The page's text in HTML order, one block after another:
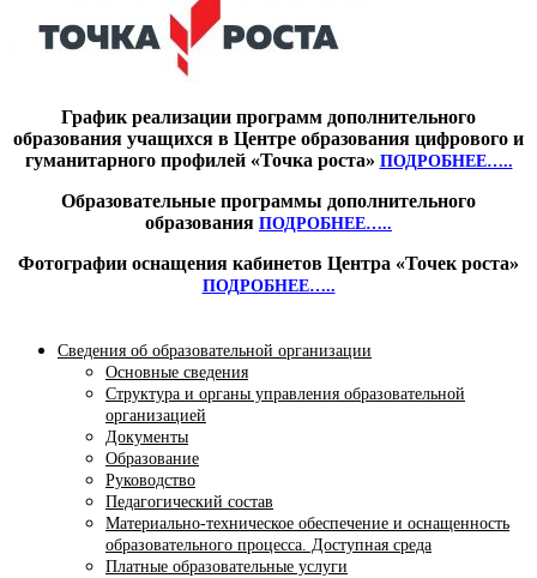
График реализации программ дополнительного
образования учащихся в Центре образования цифрового и
гуманитарного профилей «Точка роста» ПОДРОБНЕЕ…..
Образовательные программы дополнительного
образования ПОДРОБНЕЕ…..
Фотографии оснащения кабинетов Центра «Точек роста»
ПОДРОБНЕЕ…..
Сведения об образовательной организации
Основные сведения
Структура и органы управления образовательной
организацией
Документы
Образование
Руководство
Педагогический состав
Материально-техническое обеспечение и оснащенность
образовательного процесса. Доступная среда
Платные образовательные услуги